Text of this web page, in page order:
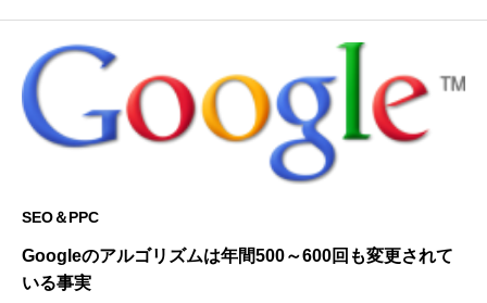
SEO＆PPC
Googleのアルゴリズムは年間500～600回も変更されて
いる事実